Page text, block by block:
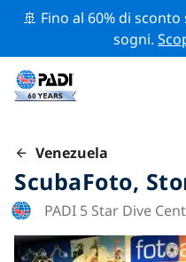
🚢 Fino al 60% di
sogni.
Venezuela
ScubaFoto,
PADI 5 Star Dive